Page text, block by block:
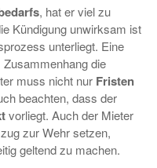
, hat er viel zu
Kündigung unwirksam ist
unterliegt. Eine
die
muss nicht nur Fristen
beachten, dass der
vorliegt. Auch der Mieter
zur Wehr setzen,
geltend zu machen.